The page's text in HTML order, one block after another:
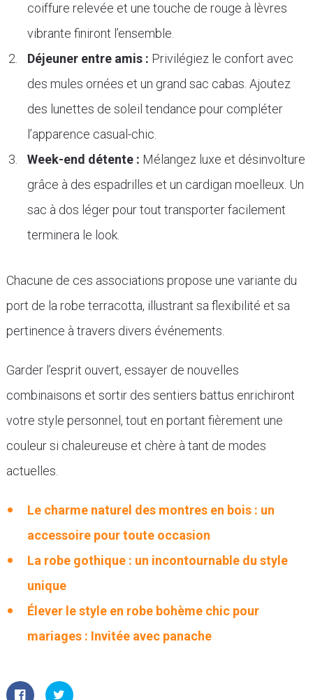
coiffure relevée et une touche de rouge à lèvres
vibrante finiront l’ensemble.
Déjeuner entre amis : Privilégiez le confort avec
des mules ornées et un grand sac cabas. Ajoutez
des lunettes de soleil tendance pour compléter
l’apparence casual-chic.
Week-end détente : Mélangez luxe et désinvolture
grâce à des espadrilles et un cardigan moelleux. Un
sac à dos léger pour tout transporter facilement
terminera le look.
Chacune de ces associations propose une variante du
port de la robe terracotta, illustrant sa flexibilité et sa
pertinence à travers divers événements.
Garder l’esprit ouvert, essayer de nouvelles
combinaisons et sortir des sentiers battus enrichiront
votre style personnel, tout en portant fièrement une
couleur si chaleureuse et chère à tant de modes
actuelles.
Le charme naturel des montres en bois : un
accessoire pour toute occasion
La robe gothique : un incontournable du style
unique
Élever le style en robe bohème chic pour
mariages : Invitée avec panache